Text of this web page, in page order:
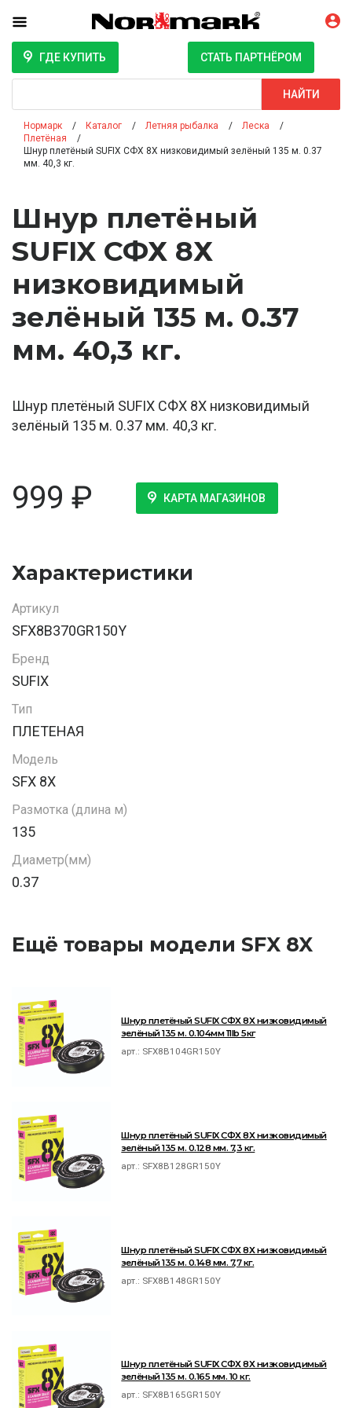
ГДЕ КУПИТЬ СТАТЬ ПАРТНЁРОМ
НАЙТИ
Нормарк Каталог Летняя рыбалка
Леска
Плетёная
Шнур плетёный SUFIX СФХ 8Х низковидимый зелёный 135 м. 0.37
мм. 40,3 кг.
Шнур плетёный
SUFIX СФХ 8Х
низковидимый
зелёный 135 м. 0.37
мм. 40,3 кг.
Шнур плетёный SUFIX СФХ 8Х низковидимый
зелёный 135 м. 0.37 мм. 40,3 кг.
999 ₽ КАРТА МАГАЗИНОВ
Характеристики
Артикул
SFX8B370GR150Y
Бренд
SUFIX
Тип
ПЛЕТЕНАЯ
Модель
SFX 8X
Размотка (длина м)
135
Диаметр(мм)
0.37
Ещё товары модели SFX 8X
Шнур плетёный SUFIX СФХ 8Х низковидимый
зелёный 135 м. 0.104мм 11lb 5кг
арт.: SFX8B104GR150Y
Шнур плетёный SUFIX СФХ 8Х низковидимый
зелёный 135 м. 0.128 мм. 7,3 кг.
арт.: SFX8B128GR150Y
Шнур плетёный SUFIX СФХ 8Х низковидимый
зелёный 135 м. 0.148 мм. 7,7 кг.
арт.: SFX8B148GR150Y
Шнур плетёный SUFIX СФХ 8Х низковидимый
зелёный 135 м. 0.165 мм. 10 кг.
арт.: SFX8B165GR150Y